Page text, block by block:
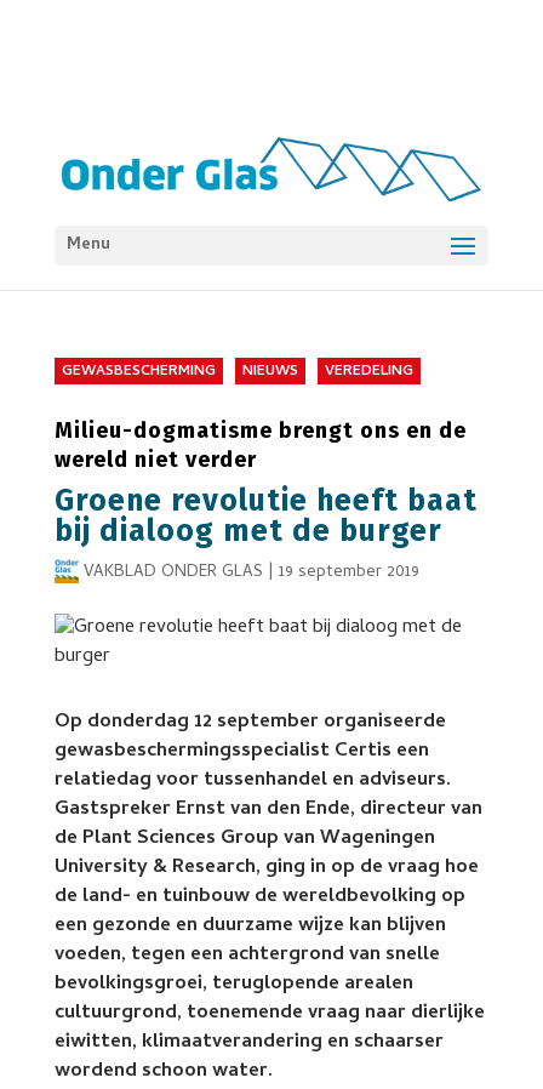
Menu
GEWASBESCHERMING NIEUWS VEREDELING
Milieu-dogmatisme brengt ons en de
wereld niet verder
Groene revolutie heeft baat
bij dialoog met de burger
VAKBLAD ONDER GLAS | 19 september 2019
Op donderdag 12 september organiseerde
gewasbeschermingsspecialist Certis een
relatiedag voor tussenhandel en adviseurs.
Gastspreker Ernst van den Ende, directeur van
de Plant Sciences Group van Wageningen
University & Research, ging in op de vraag hoe
de land- en tuinbouw de wereldbevolking op
een gezonde en duurzame wijze kan blijven
voeden, tegen een achtergrond van snelle
bevolkingsgroei, teruglopende arealen
cultuurgrond, toenemende vraag naar dierlijke
eiwitten, klimaatverandering en schaarser
wordend schoon water.